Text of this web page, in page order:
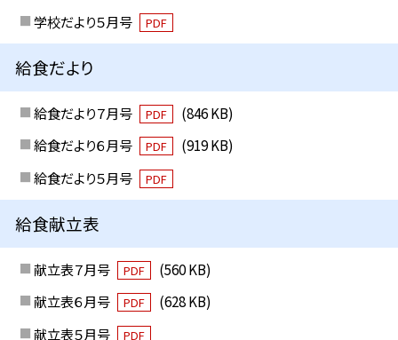
学校だより５月号
PDF
給食だより
給食だより７月号 PDF
(846 KB)
給食だより６月号
PDF
(919 KB)
給食だより５月号
PDF
給食献立表
献立表７月号 PDF
(560 KB)
献立表６月号
PDF
(628 KB)
献立表５月号
PDF